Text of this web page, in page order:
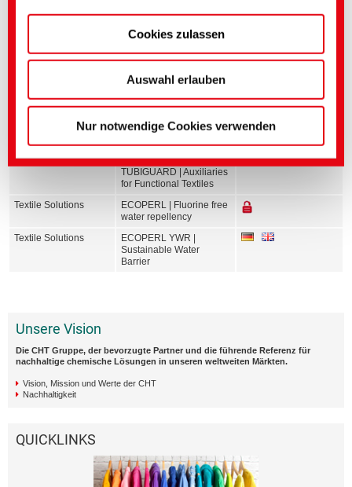
Genauere Einstellungen können Sie hier oder in
unsererDatenschutzerklärungvornehmen.
Cookies zulassen
Auswahl erlauben
Nur notwendige Cookies verwenden
Weiterführende Medien
Bereich
Textile Solutions
ECOPERL &
TUBIGUARD | Auxiliaries
for Functional Textiles
Textile Solutions
ECOPERL | Fluorine free
water repellency
Textile Solutions
ECOPERL YWR |
Sustainable Water
Barrier
Unsere Vision
Die CHT Gruppe, der bevorzugte Partner und die führende Referenz für
nachhaltige chemische Lösungen in unseren weltweiten Märkten.
Vision, Mission und Werte der CHT
Nachhaltigkeit
QUICKLINKS